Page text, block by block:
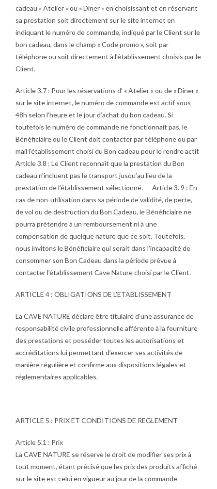
cadeau « Atelier » ou « Diner » en choisissant et en réservant
sa prestation soit directement sur le site internet en
indiquant le numéro de commande, indiqué par le Client sur le
bon cadeau, dans le champ « Code promo », soit par
téléphone ou soit directement à l’établissement choisis par le
Client.
Article 3.7 : Pour les réservations d’ « Atelier » ou de « Diner »
sur le site internet, le numéro de commande est actif sous
48h selon l’heure et le jour d’achat du bon cadeau. Si
toutefois le numéro de commande ne fonctionnait pas, le
Bénéficiaire ou le Client doit contacter par téléphone ou par
mail l’établissement choisi du Bon cadeau pour le rendre actif.
Article 3.8 : Le Client reconnaît que la prestation du Bon
cadeau n’incluent pas le transport jusqu’au lieu de la
prestation de l’établissement sélectionné. Article 3. 9 : En
cas de non-utilisation dans sa période de validité, de perte,
de vol ou de destruction du Bon Cadeau, le Bénéficiaire ne
pourra prétendre à un remboursement ni à une
compensation de quelque nature que ce soit. Toutefois,
nous invitons le Bénéficiaire qui serait dans l’incapacité de
consommer son Bon Cadeau dans la période prévue à
contacter l’établissement Cave Nature choisi par le Client.
ARTICLE 4 : OBLIGATIONS DE L’ETABLISSEMENT
La CAVE NATURE déclare être titulaire d’une assurance de
responsabilité civile professionnelle afférente à la fourniture
des prestations et posséder toutes les autorisations et
accréditations lui permettant d’exercer ses activités de
manière régulière et confirme aux dispositions légales et
réglementaires applicables.
ARTICLE 5 : PRIX ET CONDITIONS DE REGLEMENT
Article 5.1 : Prix
La CAVE NATURE se réserve le droit de modifier ses prix à
tout moment, étant précisé que les prix des produits affiché
sur le site est celui en vigueur au jour de la commande